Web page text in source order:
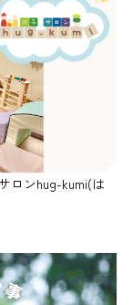
ロンhug-kumi(は